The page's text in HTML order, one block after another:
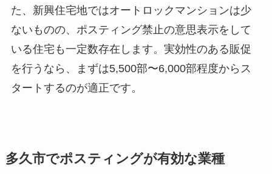
た、新興住宅地ではオートロックマンションは少
ないものの、ポスティング禁止の意思表示をして
いる住宅も一定数存在します。実効性のある販促
を行うなら、まずは5,500部〜6,000部程度からス
タートするのが適正です。
多久市でポスティングが有効な業種